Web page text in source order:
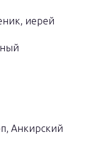
иерей
Анкирский